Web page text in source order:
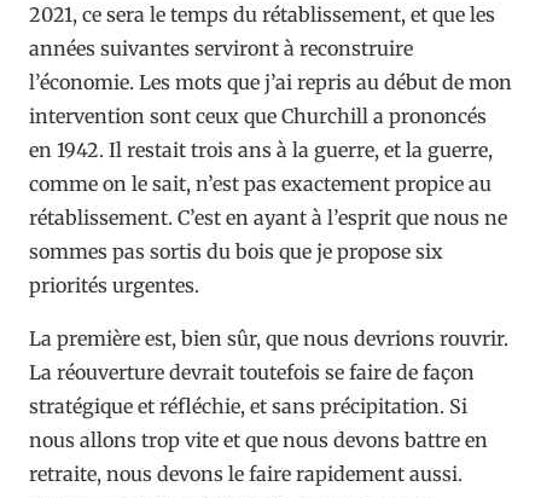
2021, ce sera le temps du rétablissement, et que les
années suivantes serviront à reconstruire
l’économie. Les mots que j’ai repris au début de mon
intervention sont ceux que Churchill a prononcés
en 1942. Il restait trois ans à la guerre, et la guerre,
comme on le sait, n’est pas exactement propice au
rétablissement. C’est en ayant à l’esprit que nous ne
sommes pas sortis du bois que je propose six
priorités urgentes.
La première est, bien sûr, que nous devrions rouvrir.
La réouverture devrait toutefois se faire de façon
stratégique et réfléchie, et sans précipitation. Si
nous allons trop vite et que nous devons battre en
retraite, nous devons le faire rapidement aussi.